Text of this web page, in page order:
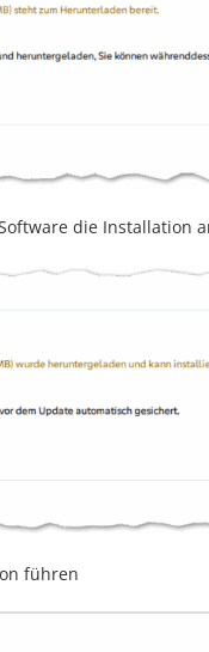
die Installation
führen